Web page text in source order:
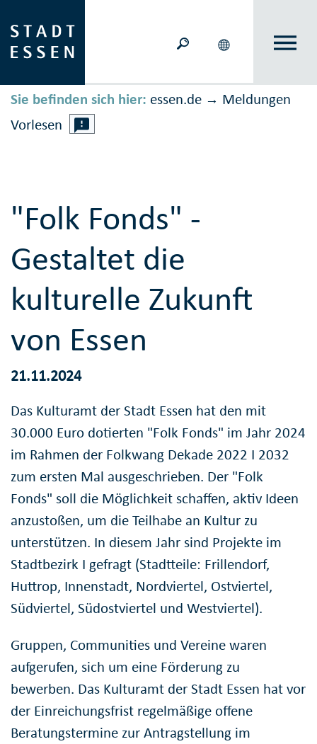
Sie befinden sich hier: essen.de → Meldungen
Vorlesen
"Folk Fonds" -
Gestaltet die
kulturelle Zukunft
von Essen
21.11.2024
Das Kulturamt der Stadt Essen hat den mit
30.000 Euro dotierten "Folk Fonds" im Jahr 2024
im Rahmen der Folkwang Dekade 2022 I 2032
zum ersten Mal ausgeschrieben. Der "Folk
Fonds" soll die Möglichkeit schaffen, aktiv Ideen
anzustoßen, um die Teilhabe an Kultur zu
unterstützen. In diesem Jahr sind Projekte im
Stadtbezirk I gefragt (Stadtteile: Frillendorf,
Huttrop, Innenstadt, Nordviertel, Ostviertel,
Südviertel, Südostviertel und Westviertel).
Gruppen, Communities und Vereine waren
aufgerufen, sich um eine Förderung zu
bewerben. Das Kulturamt der Stadt Essen hat vor
der Einreichungsfrist regelmäßige offene
Beratungstermine zur Antragstellung im